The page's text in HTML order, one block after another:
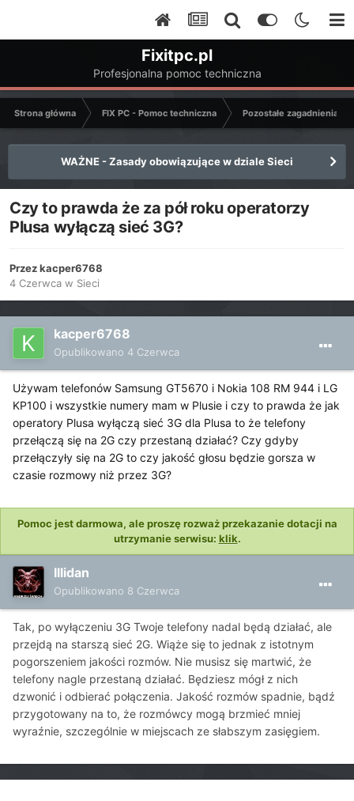
Fixitpc.pl
Profesjonalna pomoc techniczna
Strona główna FIX PC - Pomoc techniczna Pozostałe zagadnienia
WAŻNE - Zasady obowiązujące w dziale Sieci
Czy to prawda że za pół roku operatorzy
Plusa wyłączą sieć 3G?
Przezkacper6768
4 Czerwca w Sieci
kacper6768
Opublikowano 4 Czerwca
Używam telefonów Samsung GT5670 i Nokia 108 RM 944 i LG
KP100 i wszystkie numery mam w Plusie i czy to prawda że jak
operatory Plusa wyłączą sieć 3G dla Plusa to że telefony
przełączą się na 2G czy przestaną działać? Czy gdyby
przełączyły się na 2G to czy jakość głosu będzie gorsza w
czasie rozmowy niż przez 3G?
Pomoc jest darmowa, ale proszę rozważ przekazanie dotacji na
utrzymanie serwisu: klik.
Illidan
Opublikowano 8 Czerwca
Tak, po wyłączeniu 3G Twoje telefony nadal będą działać, ale
przejdą na starszą sieć 2G. Wiąże się to jednak z istotnym
pogorszeniem jakości rozmów. Nie musisz się martwić, że
telefony nagle przestaną działać. Będziesz mógł z nich
dzwonić i odbierać połączenia. Jakość rozmów spadnie, bądź
przygotowany na to, że rozmówcy mogą brzmieć mniej
wyraźnie, szczególnie w miejscach ze słabszym zasięgiem.